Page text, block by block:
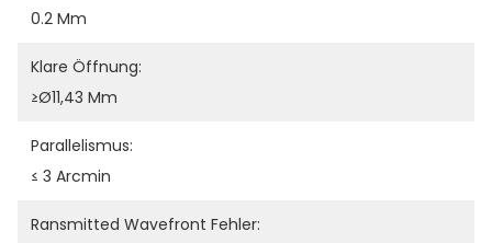
0.2 Mm
Klare Öffnung:
≥Ø11,43 Mm
Parallelismus:
≤ 3 Arcmin
Ransmitted Wavefront Fehler: